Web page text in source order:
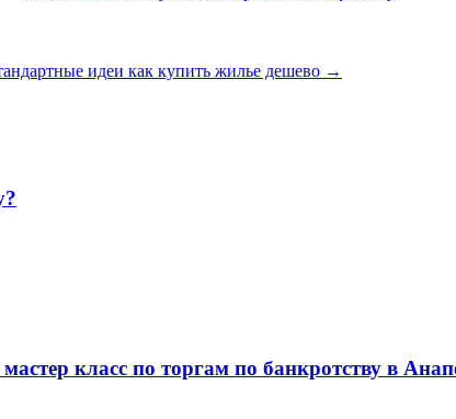
идеи как купить жилье дешево →
класс по торгам по банкротству в